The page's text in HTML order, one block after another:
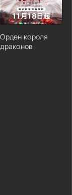
Орден короля
драконов